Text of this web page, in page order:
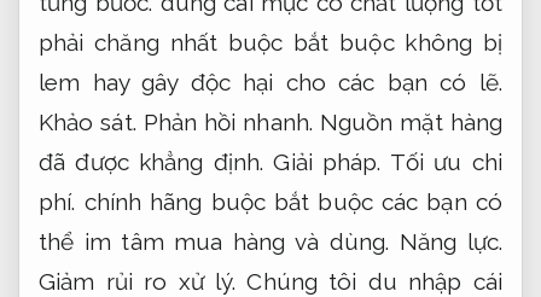
phải chăng nhất buộc bắt buộc không bị
lem hay gây độc hại cho các bạn có lẽ.
Khảo sát. Phản hồi nhanh. Nguồn mặt hàng
đã được khẳng định.Giải pháp. Tối ưu chi
phí. chính hãng buộc bắt buộc các bạn có
thể im tâm mua hàng và dùng. Năng lực.
Giảm rủi ro xử lý. Chúng tôi du nhập cái